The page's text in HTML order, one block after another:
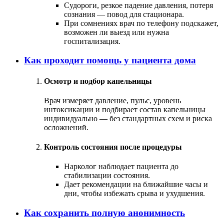
Судороги, резкое падение давления, потеря
сознания — повод для стационара.
При сомнениях врач по телефону подскажет,
возможен ли выезд или нужна
госпитализация.
Как проходит помощь у пациента дома
Осмотр и подбор капельницы
Врач измеряет давление, пульс, уровень
интоксикации и подбирает состав капельницы
индивидуально — без стандартных схем и риска
осложнений.
Контроль состояния после процедуры
Нарколог наблюдает пациента до
стабилизации состояния.
Дает рекомендации на ближайшие часы и
дни, чтобы избежать срыва и ухудшения.
Как сохранить полную анонимность